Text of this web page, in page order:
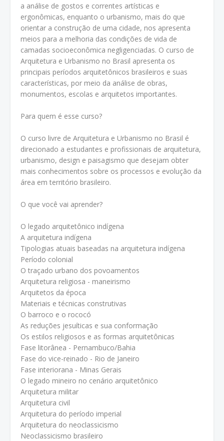
a análise de gostos e correntes artísticas e
ergonômicas, enquanto o urbanismo, mais do que
orientar a construção de uma cidade, nos apresenta
meios para a melhoria das condições de vida de
camadas socioeconômica negligenciadas. O curso de
Arquitetura e Urbanismo no Brasil apresenta os
principais períodos arquitetônicos brasileiros e suas
características, por meio da análise de obras,
monumentos, escolas e arquitetos importantes.
Para quem é esse curso?
O curso livre de Arquitetura e Urbanismo no Brasil é
direcionado a estudantes e profissionais de arquitetura,
urbanismo, design e paisagismo que desejam obter
mais conhecimentos sobre os processos e evolução da
área em território brasileiro.
O que você vai aprender?
O legado arquitetônico indígena
A arquitetura indígena
Tipologias atuais baseadas na arquitetura indígena
Período colonial
O traçado urbano dos povoamentos
Arquitetura religiosa - maneirismo
Arquitetos da época
Materiais e técnicas construtivas
O barroco e o rococó
As reduções jesuíticas e sua conformação
Os estilos religiosos e as formas arquitetônicas
Fase litorânea - Pernambuco/Bahia
Fase do vice-reinado - Rio de Janeiro
Fase interiorana - Minas Gerais
O legado mineiro no cenário arquitetônico
Arquitetura militar
Arquitetura civil
Arquitetura do período imperial
Arquitetura do neoclassicismo
Neoclassicismo brasileiro